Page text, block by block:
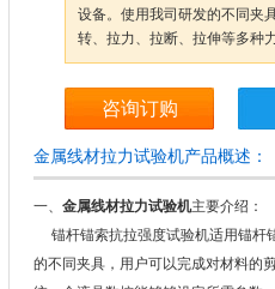
设备。使用我司研发的不同夹
转、拉力、拉断、拉伸等多种
咨询订购
金属线材拉力试验机产品概述：
一、 金属线材拉力试验机主要介绍：
锚杆锚索抗拉强度试验机适用锚杆
的不同夹具，用户可以完成对材料的